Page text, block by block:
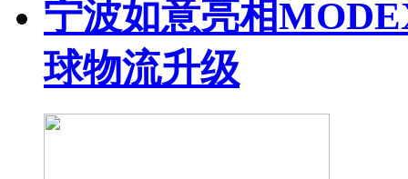
宁波如意亮相
球物流升级